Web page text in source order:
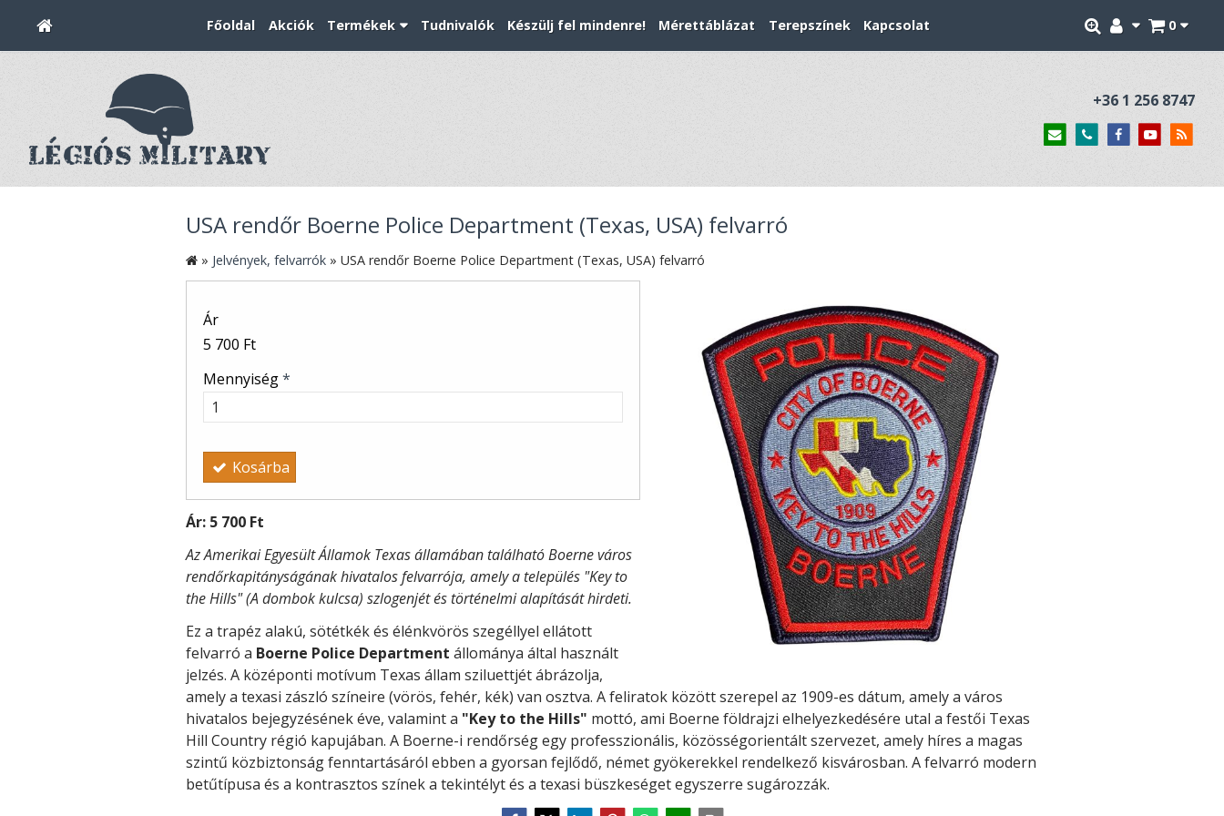
0
Főoldal Akciók Termékek Tudnivalók Készülj fel mindenre! Mérettáblázat Terepszínek Kapcsolat
+36 1 256 8747
USA rendőr Boerne Police Department (Texas, USA) felvarró
» Jelvények, felvarrók » USA rendőr Boerne Police Department (Texas, USA) felvarró
Ár
5 700 Ft
Mennyiség*
Kosárba
Ár: 5 700 Ft
Az Amerikai Egyesült Államok Texas államában található Boerne város
rendőrkapitányságának hivatalos felvarrója, amely a település "Key to
the Hills" (A dombok kulcsa) szlogenjét és történelmi alapítását hirdeti.
Ez a trapéz alakú, sötétkék és élénkvörös szegéllyel ellátott
felvarró a Boerne Police Department állománya által használt
jelzés. A középonti motívum Texas állam sziluettjét ábrázolja,
amely a texasi zászló színeire (vörös, fehér, kék) van osztva. A feliratok között szerepel az 1909-es dátum, amely a város
hivatalos bejegyzésének éve, valamint a "Key to the Hills" mottó, ami Boerne földrajzi elhelyezkedésére utal a festői Texas
Hill Country régió kapujában. A Boerne-i rendőrség egy professzionális, közösségorientált szervezet, amely híres a magas
szintű közbiztonság fenntartásáról ebben a gyorsan fejlődő, német gyökerekkel rendelkező kisvárosban. A felvarró modern
betűtípusa és a kontrasztos színek a tekintélyt és a texasi büszkeséget egyszerre sugározzák.